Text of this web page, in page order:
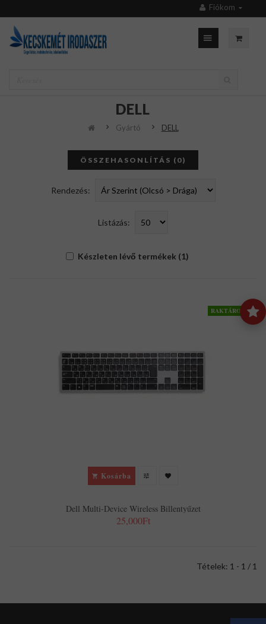
Fiókom
DELL
Gyártó DELL
ÖSSZEHASONLÍTÁS (0)
Rendezés:
Listázás:
Készleten lévő termékek (1)
RAKTÁRON
Kosárba
Dell Multi-Device Wireless Billentyűzet
25,000Ft
Tételek: 1 - 1 / 1